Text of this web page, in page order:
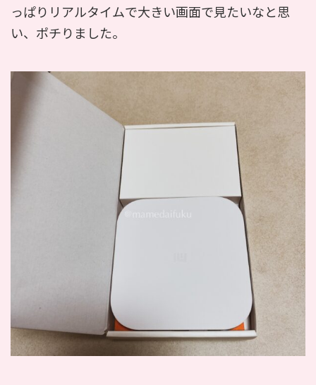
っぱりリアルタイムで大きい画面で見たいなと思
い、ポチりました。